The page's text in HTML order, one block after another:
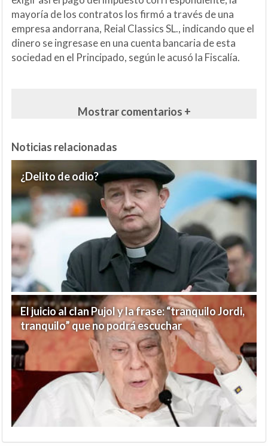
mayoría de los contratos los firmó a través de una
empresa andorrana, Reial Classics SL., indicando que el
dinero se ingresase en una cuenta bancaria de esta
sociedad en el Principado, según le acusó la Fiscalía.
Mostrar comentarios +
Noticias relacionadas
¿Delito de odio?
El juicio al clan Pujol y la frase: “tranquilo Jordi,
tranquilo” que no podrá escuchar